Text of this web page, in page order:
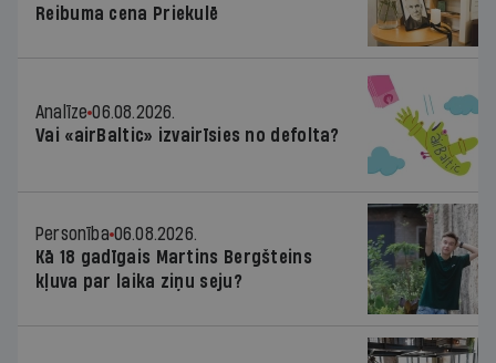
Reibuma cena Priekulē
Analīze 06.08.2026.
Vai «airBaltic» izvairīsies no defolta?
Personība 06.08.2026.
Kā 18 gadīgais Martins Bergšteins
kļuva par laika ziņu seju?